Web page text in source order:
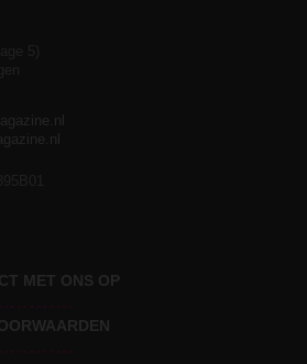
moeite!
Wat voor leider wil jij
zijn?
MET ONS OP